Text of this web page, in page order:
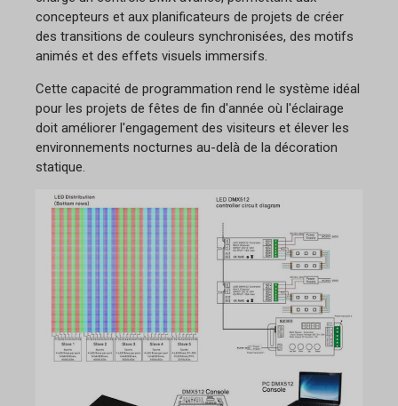
concepteurs et aux planificateurs de projets de créer
des transitions de couleurs synchronisées, des motifs
animés et des effets visuels immersifs.
Cette capacité de programmation rend le système idéal
pour les projets de fêtes de fin d'année où l'éclairage
doit améliorer l'engagement des visiteurs et élever les
environnements nocturnes au-delà de la décoration
statique.